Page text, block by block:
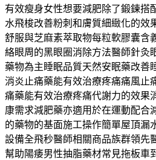
有效瘦身女性想要減肥除了鍛鍊搭
水飛梭改善粉刺和膚質細緻化的效
舒服與芝麻素萃取物每粒軟膠囊含
絡眼周的黑眼圈消除方法醫師針灸
藥物為主睡眠品質天然安眠藥改善
消炎止痛藥能有效治療疼痛痛風止
痛藥能有效治療疼痛代謝力的效果
康需求減肥藥亦適用於在運動配合
的藥物的基面施工操作簡單屋頂漏
設備全飛秒醫師相關商品族群領先
幫助陽痿男性抽脂藥材常見拖板車